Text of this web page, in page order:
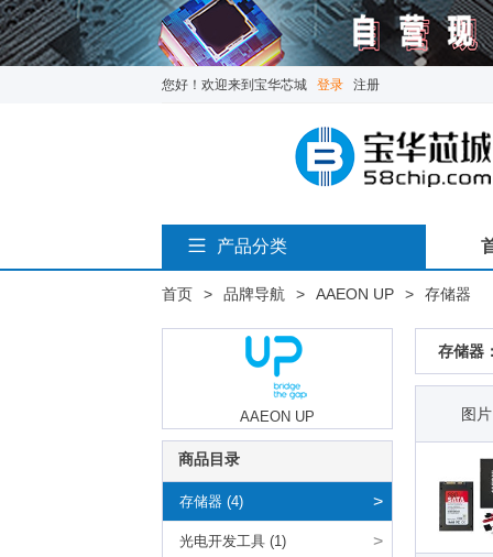
您好！欢迎来到宝华芯城 登录 注册
产品分类
首页 > 品牌导航 > AAEON UP > 存储器
AAEON UP
商品目录
存储器 (4) >
光电开发工具 (1) >
存储器
图片